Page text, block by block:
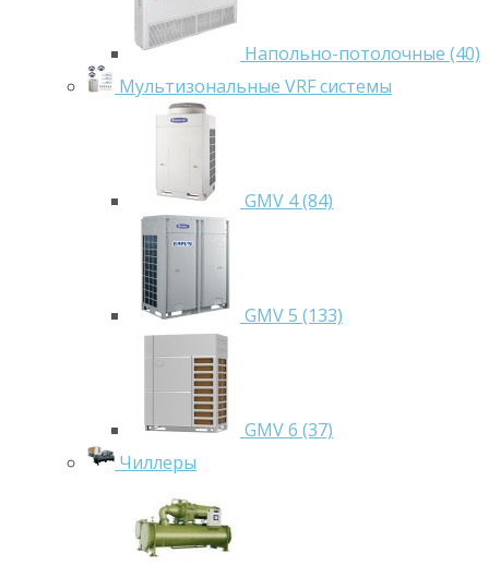
Напольно-потолочные (40)
Мультизональные VRF системы
GMV 4 (84)
GMV 5 (133)
GMV 6 (37)
Чиллеры